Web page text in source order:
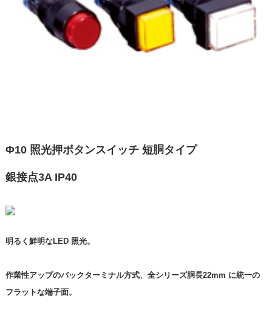
Φ10 照光押ボタンスイッチ 短胴タイプ
銀接点3A IP40
明るく鮮明なLED 照光。
作業性アップのバックターミナル方式、全シリーズ胴長22mm に統一の
フラットな端子面。